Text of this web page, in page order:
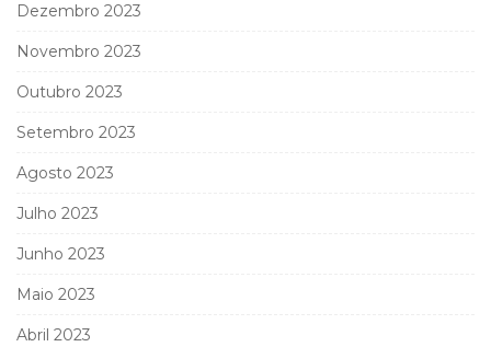
Dezembro 2023
Novembro 2023
Outubro 2023
Setembro 2023
Agosto 2023
Julho 2023
Junho 2023
Maio 2023
Abril 2023